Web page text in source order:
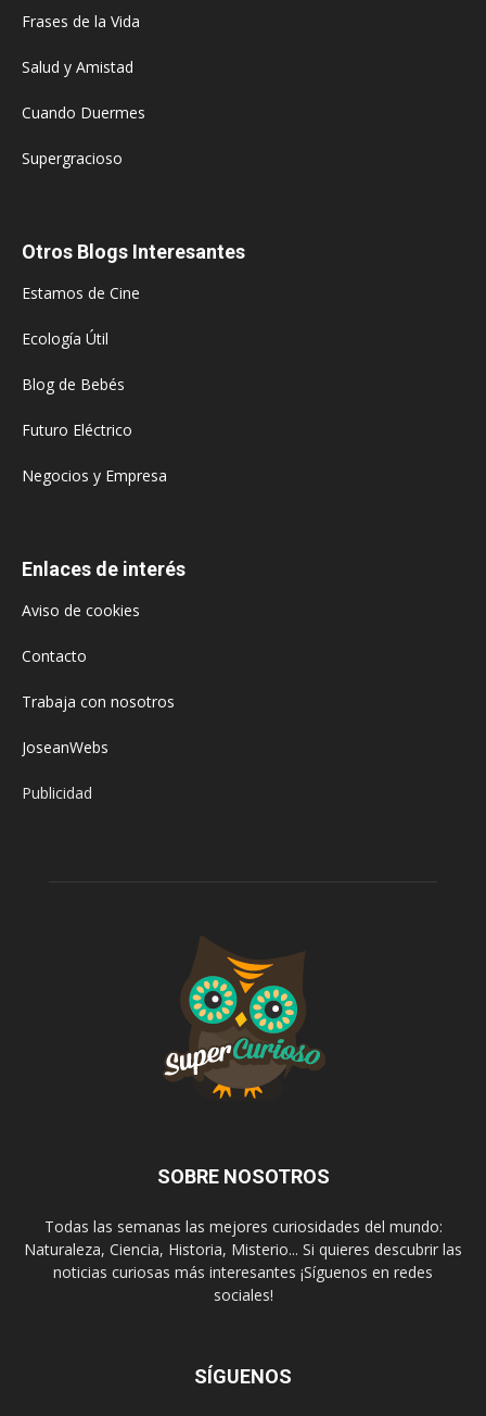
Frases de la Vida
Salud y Amistad
Cuando Duermes
Supergracioso
Otros Blogs Interesantes
Estamos de Cine
Ecología Útil
Blog de Bebés
Futuro Eléctrico
Negocios y Empresa
Enlaces de interés
Aviso de cookies
Contacto
Trabaja con nosotros
JoseanWebs
Publicidad
SOBRE NOSOTROS
Todas las semanas las mejores curiosidades del mundo:
Naturaleza, Ciencia, Historia, Misterio... Si quieres descubrir las
noticias curiosas más interesantes ¡Síguenos en redes
sociales!
SÍGUENOS